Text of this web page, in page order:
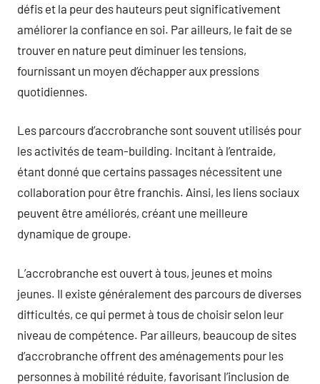
défis et la peur des hauteurs peut significativement
améliorer la confiance en soi. Par ailleurs, le fait de se
trouver en nature peut diminuer les tensions,
fournissant un moyen d’échapper aux pressions
quotidiennes.
Les parcours d’accrobranche sont souvent utilisés pour
les activités de team-building. Incitant à l’entraide,
étant donné que certains passages nécessitent une
collaboration pour être franchis. Ainsi, les liens sociaux
peuvent être améliorés, créant une meilleure
dynamique de groupe.
L’accrobranche est ouvert à tous, jeunes et moins
jeunes. Il existe généralement des parcours de diverses
difficultés, ce qui permet à tous de choisir selon leur
niveau de compétence. Par ailleurs, beaucoup de sites
d’accrobranche offrent des aménagements pour les
personnes à mobilité réduite, favorisant l’inclusion de